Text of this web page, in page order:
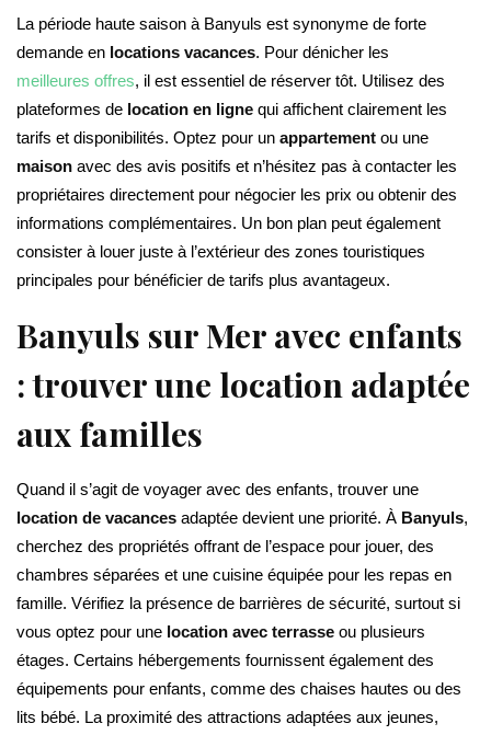
La période haute saison à Banyuls est synonyme de forte
demande en locations vacances. Pour dénicher les
meilleures offres, il est essentiel de réserver tôt. Utilisez des
plateformes de location en ligne qui affichent clairement les
tarifs et disponibilités. Optez pour un appartement ou une
maison avec des avis positifs et n’hésitez pas à contacter les
propriétaires directement pour négocier les prix ou obtenir des
informations complémentaires. Un bon plan peut également
consister à louer juste à l’extérieur des zones touristiques
principales pour bénéficier de tarifs plus avantageux.
Banyuls sur Mer avec enfants
: trouver une location adaptée
aux familles
Quand il s’agit de voyager avec des enfants, trouver une
location de vacances adaptée devient une priorité. À Banyuls,
cherchez des propriétés offrant de l’espace pour jouer, des
chambres séparées et une cuisine équipée pour les repas en
famille. Vérifiez la présence de barrières de sécurité, surtout si
vous optez pour une location avec terrasse ou plusieurs
étages. Certains hébergements fournissent également des
équipements pour enfants, comme des chaises hautes ou des
lits bébé. La proximité des attractions adaptées aux jeunes,